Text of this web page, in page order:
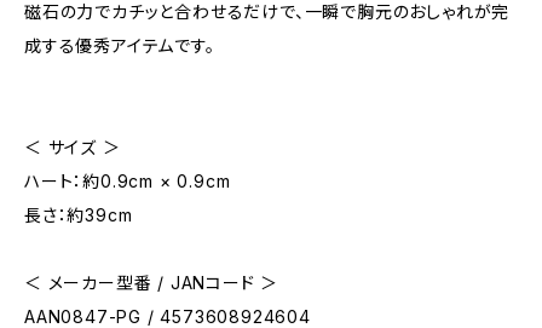
磁石の力でカチッと合わせるだけで、一瞬で胸元のおしゃれが完
成する優秀アイテムです。
＜ サイズ ＞
ハート：約0.9cm × 0.9cm
長さ：約39cm
＜ メーカー型番 / JANコード ＞
AAN0847-PG / 4573608924604